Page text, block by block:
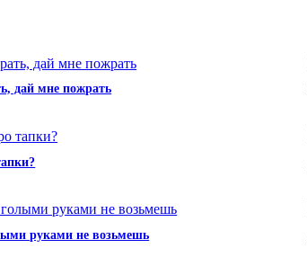
дай мне пожрать
руками не возьмешь